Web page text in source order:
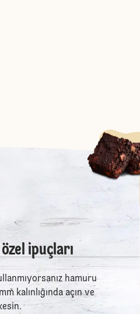
ipuçları
hamuru
kalınlığında açın ve